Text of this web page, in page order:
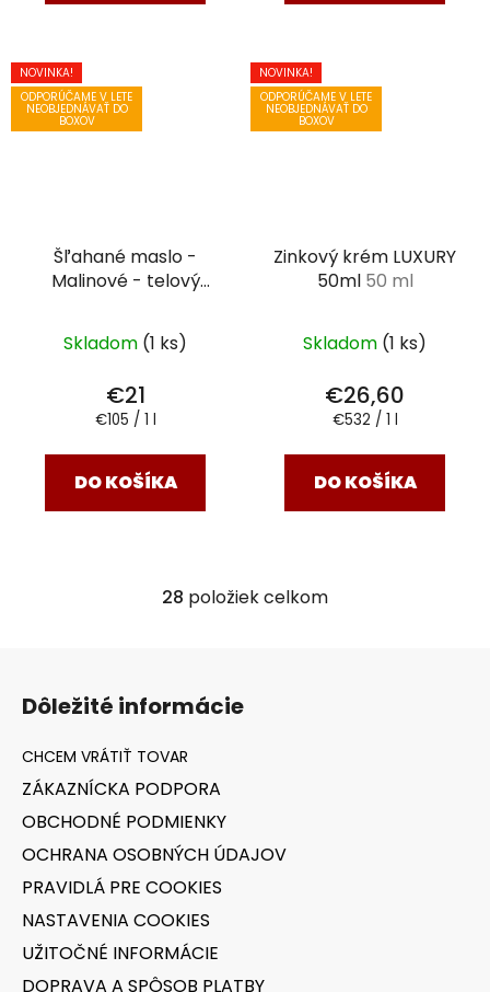
NOVINKA!
ODPORÚČAME V LETE
NEOBJEDNÁVAŤ DO
BOXOV
Šľahané maslo -
Malinové - telový
Skladom (1 ks)
€21
Jednotková
€105 / 1 l
DO KOŠÍKA
NOVINKA!
ODPORÚČAME V LETE
NEOBJEDNÁVAŤ DO
BOXOV
Zinkový krém LUXURY
50ml 50 ml
Skladom (1 ks)
€26,60
Jednotková
€532 / 1 l
DO KOŠÍKA
O
d
r
28 položiek celkom
Dôležité informácie
ZÁKAZNÍCKA PODPORA
OBCHODNÉ PODMIENKY
OCHRANA OSOBNÝCH ÚDAJOV
PRAVIDLÁ PRE COOKIES
NASTAVENIA COOKIES
UŽITOČNÉ INFORMÁCIE
DOPRAVA A SPÔSOB PLATBY